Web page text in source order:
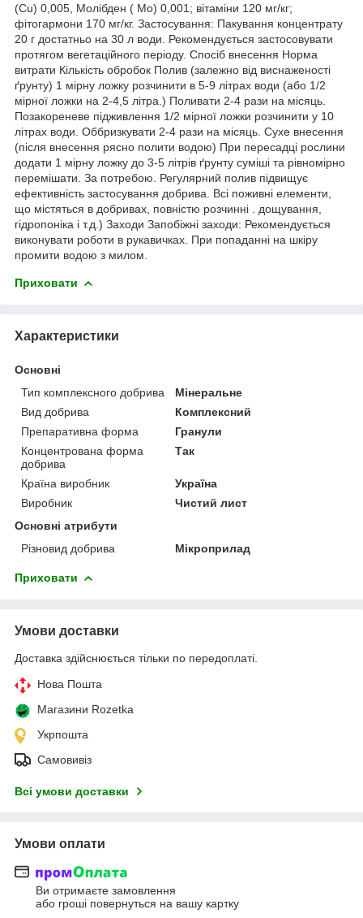
(Cu) 0,005, Молібден ( Mo) 0,001; вітаміни 120 мг/кг;
фітогармони 170 мг/кг. Застосування: Пакування концентрату
20 г достатньо на 30 л води. Рекомендується застосовувати
протягом вегетаційного періоду. Спосіб внесення Норма
витрати Кількість обробок Полив (залежно від виснаженості
ґрунту) 1 мірну ложку розчинити в 5-9 літрах води (або 1/2
мірної ложки на 2-4,5 літра.) Поливати 2-4 рази на місяць.
Позакореневе підживлення 1/2 мірної ложки розчинити у 10
літрах води. Оббризкувати 2-4 рази на місяць. Сухе внесення
(після внесення рясно полити водою) При пересадці рослини
додати 1 мірну ложку до 3-5 літрів ґрунту суміші та рівномірно
перемішати. За потребою. Регулярний полив підвищує
ефективність застосування добрива. Всі поживні елементи,
що містяться в добривах, повністю розчинні . дощування,
гідропоніка і т.д.) Заходи Запобіжні заходи: Рекомендується
виконувати роботи в рукавичках. При попаданні на шкіру
промити водою з милом.
Приховати
Характеристики
Основні
Тип комплексного добрива
Мінеральне
Вид добрива
Комплексний
Препаративна форма
Гранули
Концентрована форма
добрива
Так
Країна виробник
Україна
Виробник
Чистий лист
Основні атрибути
Різновид добрива
Мікроприлад
Приховати
Умови доставки
Доставка здійснюється тільки по передоплаті.
Нова Пошта
Магазини Rozetka
Укрпошта
Самовивіз
Всі умови доставки
Умови оплати
Ви отримаєте замовлення
або гроші повернуться на вашу картку